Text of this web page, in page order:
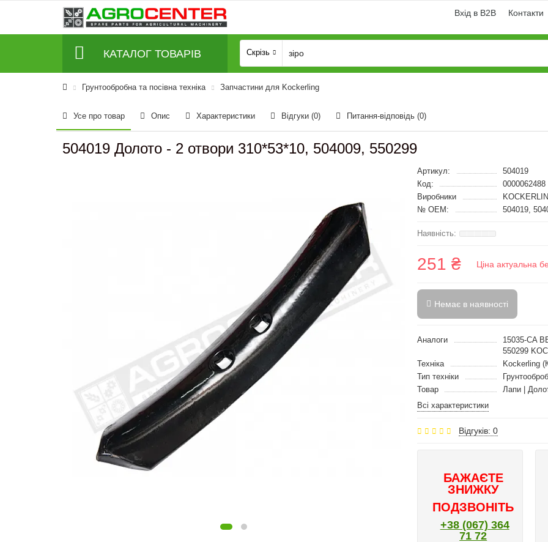
Вхід в B2B Контакти
КАТАЛОГ ТОВАРІВ Скрізь
Грунтообробна та посівна техніка Запчастини для Kockerling
Усе про товар Опис Характеристики Відгуки (0) Питання-відповідь (0)
504019 Долото - 2 отвори 310*53*10, 504009, 550299
Артикул:
504019
Код:
0000062488
Виробники
№ OEM:
504019,
251 ₴ Ціна актуальна
Немає в наявності
Аналоги
15035-CA
550299
Техніка
Kockerling
Тип техніки
Товар
Лапи |
Всі характеристики
Відгуків: 0
БАЖАЄТЕ
ЗНИЖКУ
ПОДЗВОНІТЬ
+38 (067) 364
71 72